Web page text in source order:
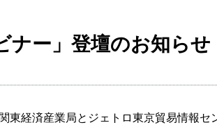
ナー」登壇のお知らせ
東経済産業局とジェトロ東京貿易情報セ